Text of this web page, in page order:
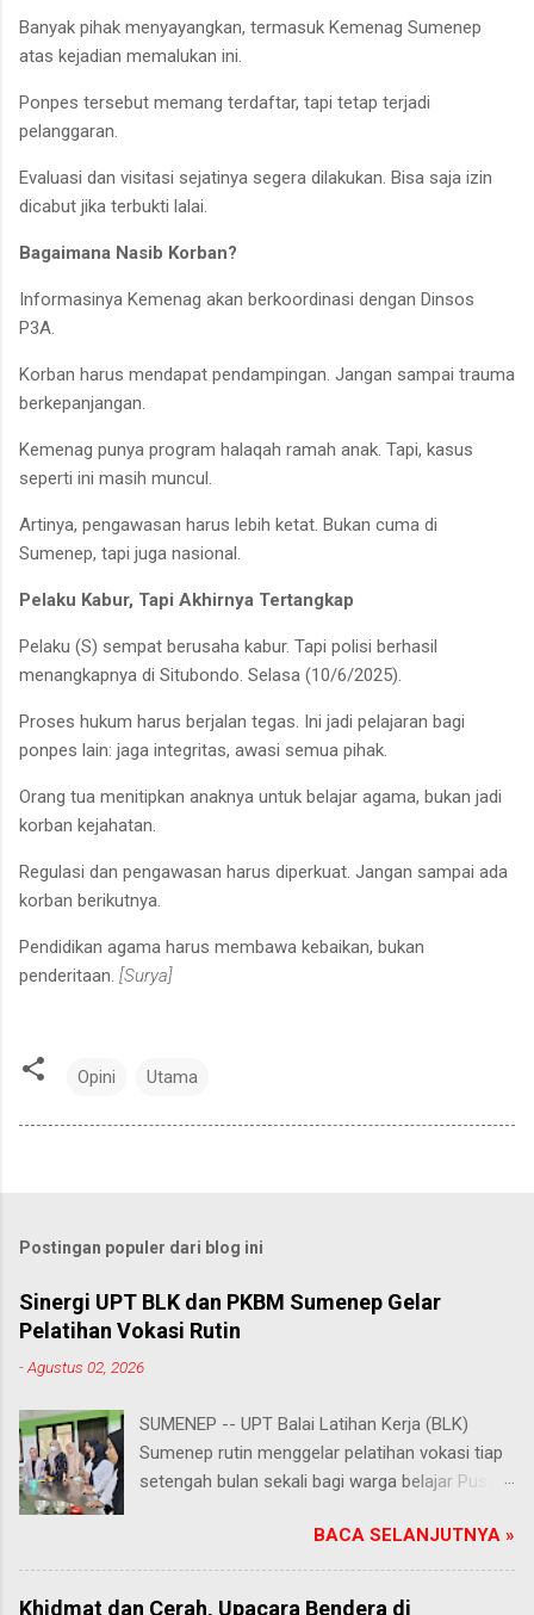
Banyak pihak menyayangkan, termasuk Kemenag Sumenep
atas kejadian memalukan ini.
Ponpes tersebut memang terdaftar, tapi tetap terjadi
pelanggaran.
Evaluasi dan visitasi sejatinya segera dilakukan. Bisa saja izin
dicabut jika terbukti lalai.
Bagaimana Nasib Korban?
Informasinya Kemenag akan berkoordinasi dengan Dinsos
P3A.
Korban harus mendapat pendampingan. Jangan sampai trauma
berkepanjangan.
Kemenag punya program halaqah ramah anak. Tapi, kasus
seperti ini masih muncul.
Artinya, pengawasan harus lebih ketat. Bukan cuma di
Sumenep, tapi juga nasional.
Pelaku Kabur, Tapi Akhirnya Tertangkap
Pelaku (S) sempat berusaha kabur. Tapi polisi berhasil
menangkapnya di Situbondo. Selasa (10/6/2025).
Proses hukum harus berjalan tegas. Ini jadi pelajaran bagi
ponpes lain: jaga integritas, awasi semua pihak.
Orang tua menitipkan anaknya untuk belajar agama, bukan jadi
korban kejahatan.
Regulasi dan pengawasan harus diperkuat. Jangan sampai ada
korban berikutnya.
Pendidikan agama harus membawa kebaikan, bukan
penderitaan. [Surya]
Opini Utama
Postingan populer dari blog ini
Sinergi UPT BLK dan PKBM Sumenep Gelar
Pelatihan Vokasi Rutin
-Agustus 02, 2026
SUMENEP -- UPT Balai Latihan Kerja (BLK)
Sumenep rutin menggelar pelatihan vokasi tiap
setengah bulan sekali bagi warga belajar Pusat
Kabupaten Sumenep. Ahad (2/8/2026).
Program ini menawarkan berbagai pilihan
keterampilan, mulai dari pembuatan roti dan kue
BACA SELANJUTNYA »
Khidmat dan Cerah, Upacara Bendera di